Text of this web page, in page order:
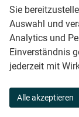
Außen
Elektrisch
Getönte
Sie
Auswahl und
Analytics und
Einverständnis
jederzeit mit
Alle akzeptieren